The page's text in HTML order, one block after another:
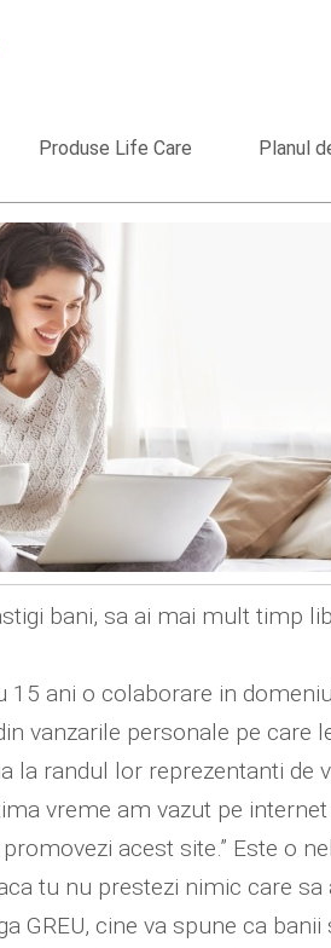
Produse Life Care Planul
bani, sa ai mai mult timp
ani o colaborare in
vanzarile personale pe
la randul lor reprezentanti de
vreme am vazut pe
acest site.” Este o
tu nu prestezi nimic care
GREU, cine va spune ca